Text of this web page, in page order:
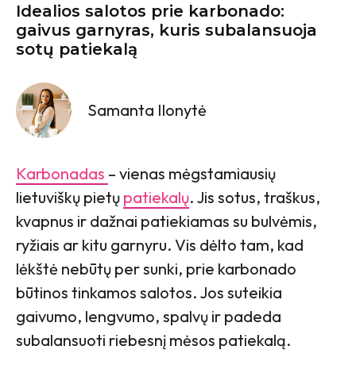
Idealios salotos prie karbonado:
gaivus garnyras, kuris subalansuoja
sotų patiekalą
Samanta Ilonytė
Karbonadas – vienas mėgstamiausių
lietuviškų pietų patiekalų. Jis sotus, traškus,
kvapnus ir dažnai patiekiamas su bulvėmis,
ryžiais ar kitu garnyru. Vis dėlto tam, kad
lėkštė nebūtų per sunki, prie karbonado
būtinos tinkamos salotos. Jos suteikia
gaivumo, lengvumo, spalvų ir padeda
subalansuoti riebesnį mėsos patiekalą.